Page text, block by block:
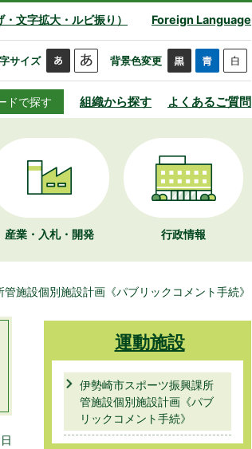
文字拡大・ルビ振り） Foreign Language
サイズ 背景色変更
ドで探す 組織から探す よくあるご質問
産業・入札・開発 行政情報
施設個別施設計画《パブリックコメント手続》
運動施設
伊勢崎市スポーツ振興課所
管施設個別施設計画《パブ
リックコメント手続》